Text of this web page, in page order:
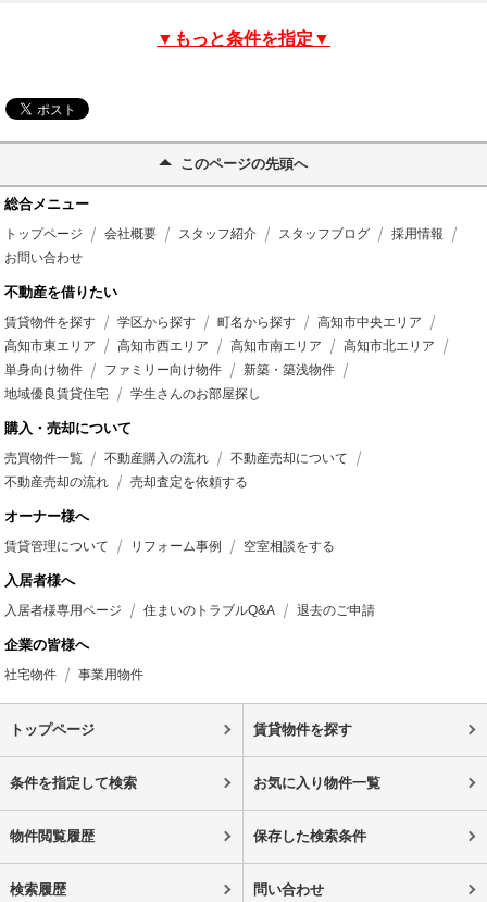
▼もっと条件を指定▼
このページの先頭へ
総合メニュー
トップページ 会社概要 スタッフ紹介 スタッフブログ
採用情報
お問い合わせ
不動産を借りたい
賃貸物件を探す 学区から探す 町名から探す
高知市中央エリア
高知市東エリア
高知市西エリア 高知市南エリア
高知市北エリア
単身向け物件
ファミリー向け物件
新築・築浅物件
地域優良賃貸住宅
学生さんのお部屋探し
購入・売却について
売買物件一覧 不動産購入の流れ
不動産売却について
不動産売却の流れ
売却査定を依頼する
オーナー様へ
賃貸管理について リフォーム事例 空室相談をする
入居者様へ
入居者様専用ページ 住まいのトラブルQ&A 退去のご申請
企業の皆様へ
社宅物件 事業用物件
トップページ 賃貸物件を探す
条件を指定して検索 お気に入り物件一覧
物件閲覧履歴 保存した検索条件
検索履歴 問い合わせ